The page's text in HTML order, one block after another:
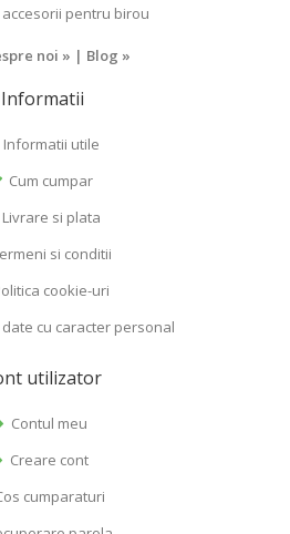
accesorii pentru birou
noi » | Blog »
Informatii
Informatii utile
Cum cumpar
Livrare si plata
si conditii
cookie-uri
cu caracter personal
utilizator
Contul meu
Creare cont
cumparaturi